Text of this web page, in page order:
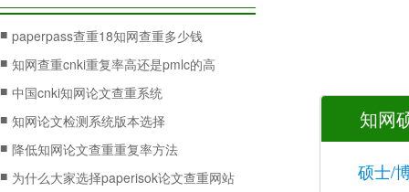
■ paperpass查重18知网查重多少钱
■ 知网查重cnki重复率高还是pmlc的高
■ 中国cnki知网论文查重系统
■ 知网论文检测系统版本选择
■ 降低知网论文查重重复率方法
■ 为什么大家选择paperisok论文查重网站
知网
硕士/